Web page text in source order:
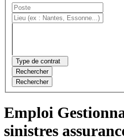
Type de contrat
Rechercher
Rechercher
Emploi
sinistres